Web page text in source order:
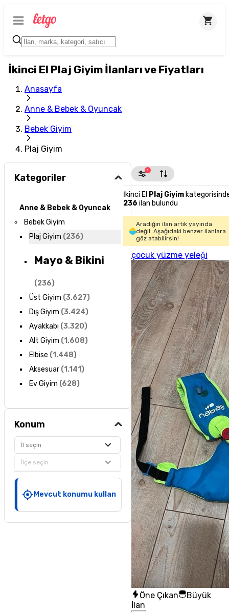
İkinci El Plaj Giyim İlanları ve Fiyatları
Anasayfa
Anne & Bebek & Oyuncak
Bebek Giyim
Plaj Giyim
Kategoriler
Anne & Bebek & Oyuncak
Bebek Giyim
Plaj Giyim (236)
Mayo & Bikini
(236)
Üst Giyim (3.627)
Dış Giyim (3.424)
Ayakkabı (3.320)
Alt Giyim (1.608)
Elbise (1.448)
Aksesuar(1.141)
Ev Giyim (628)
Konum
İl seçin
İlçe seçin
Mevcut konumu kullan
1
İkinci El Plaj Giyim
236 ilan bulundu
Aradığın ilan artık yayında
değil. Aşağıdaki benzer ilanlara
göz atabilirsin!
çocuk yüzme yeleği
Öne Çıkan
Büyük
İlan